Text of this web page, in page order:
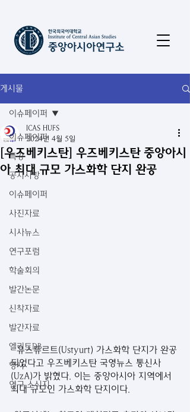
게시물
이슈페이퍼
특강
공지사항
이슈페이퍼
사진자료
시사뉴스
연구포럼
학술회의
발간논문
신착자료
발간자료
엘리트DB
행사
연구 소식지
이슈페이퍼
[우즈베키스탄] 우즈베키스탄 중앙아시
아 최대 규모 가스화학 단지 완공
ICAS HUFS
2024년 4월 5일
유스튜르트(Ustyurt) 가스화학 단지가 완공
되었다고 우즈베키스탄 국영뉴스 통신사
(UzA)가 밝혔다. 이는 중앙아시아 지역에서
최대 규모인 가스화학 단지이다.